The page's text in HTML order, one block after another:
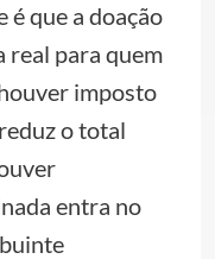
que a doação
real para quem
imposto
o total
entra no